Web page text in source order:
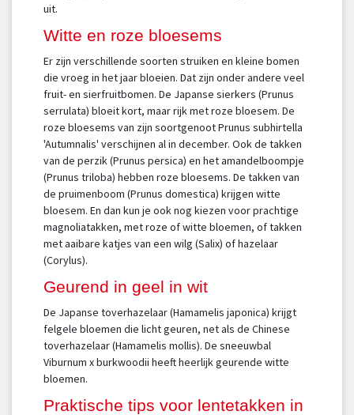
uit.
Witte en roze bloesems
Er zijn verschillende soorten struiken en kleine bomen
die vroeg in het jaar bloeien. Dat zijn onder andere veel
fruit- en sierfruitbomen. De Japanse sierkers (Prunus
serrulata) bloeit kort, maar rijk met roze bloesem. De
roze bloesems van zijn soortgenoot Prunus subhirtella
'Autumnalis' verschijnen al in december. Ook de takken
van de perzik (Prunus persica) en het amandelboompje
(Prunus triloba) hebben roze bloesems. De takken van
de pruimenboom (Prunus domestica) krijgen witte
bloesem. En dan kun je ook nog kiezen voor prachtige
magnoliatakken, met roze of witte bloemen, of takken
met aaibare katjes van een wilg (Salix) of hazelaar
(Corylus).
Geurend in geel in wit
De Japanse toverhazelaar (Hamamelis japonica) krijgt
felgele bloemen die licht geuren, net als de Chinese
toverhazelaar (Hamamelis mollis). De sneeuwbal
Viburnum x burkwoodii heeft heerlijk geurende witte
bloemen.
Praktische tips voor lentetakken in